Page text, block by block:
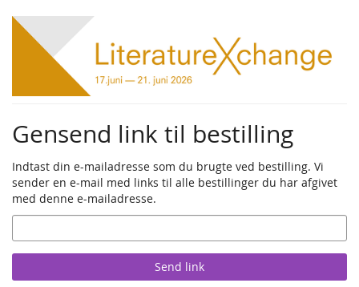
Skip to
main
content
Gensend link til bestilling
Indtast din e-mailadresse som du brugte ved bestilling. Vi
sender en e-mail med links til alle bestillinger du har afgivet
med denne e-mailadresse.
Email
Send link